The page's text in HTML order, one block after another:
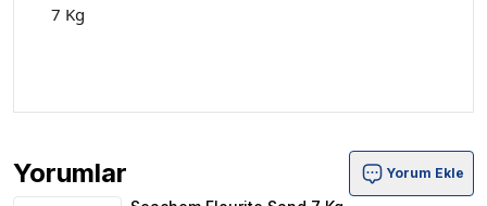
7 Kg
Yorumlar
Seachem Flourite Sand 7 Kg Ürün Yorumları
Yorum Ekle